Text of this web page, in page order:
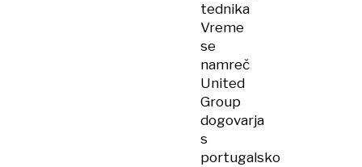
tednika
Vreme
se
namreč
United
Group
dogovarja
s
portugalsko